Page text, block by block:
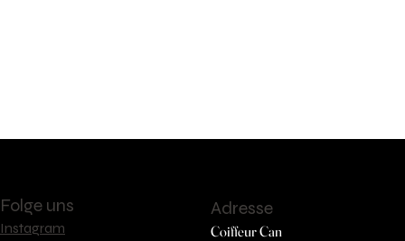
Folge uns
Instagram
Adresse
Coiffeur Can